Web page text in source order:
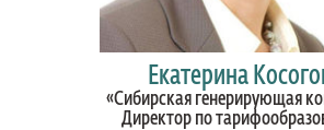
Екатерина
«Сибирская генерирующая
Директор по